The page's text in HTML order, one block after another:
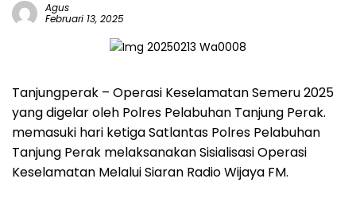
Agus
Februari 13, 2025
Tanjungperak – Operasi Keselamatan Semeru 2025
yang digelar oleh Polres Pelabuhan Tanjung Perak.
memasuki hari ketiga Satlantas Polres Pelabuhan
Tanjung Perak melaksanakan Sisialisasi Operasi
Keselamatan Melalui Siaran Radio Wijaya FM.